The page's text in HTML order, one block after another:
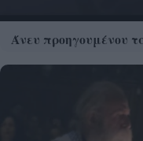
Άνευ προηγουμένου